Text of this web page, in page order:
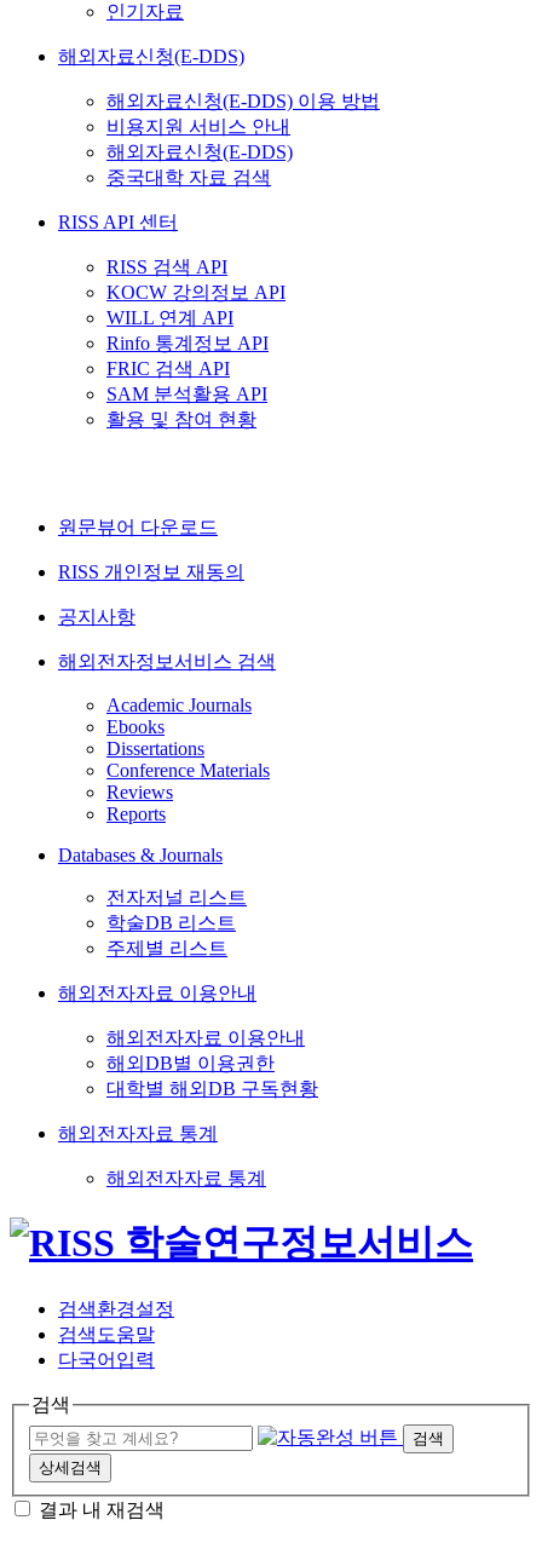
인기자료
해외자료신청(E-DDS)
해외자료신청(E-DDS) 이용 방법
비용지원 서비스 안내
해외자료신청(E-DDS)
중국대학 자료 검색
RISS API 센터
RISS 검색 API
KOCW 강의정보 API
WILL 연계 API
Rinfo 통계정보 API
FRIC 검색 API
SAM 분석활용 API
활용 및 참여 현황
원문뷰어 다운로드
RISS 개인정보 재동의
공지사항
해외전자정보서비스 검색
Academic Journals
Ebooks
Dissertations
Conference Materials
Reviews
Reports
Databases & Journals
전자저널 리스트
학술DB 리스트
주제별 리스트
해외전자자료 이용안내
해외전자자료 이용안내
해외DB별 이용권한
대학별 해외DB 구독현황
해외전자자료 통계
해외전자자료 통계
검색환경설정
검색도움말
다국어입력
검색
검색
상세검색
결과 내 재검색